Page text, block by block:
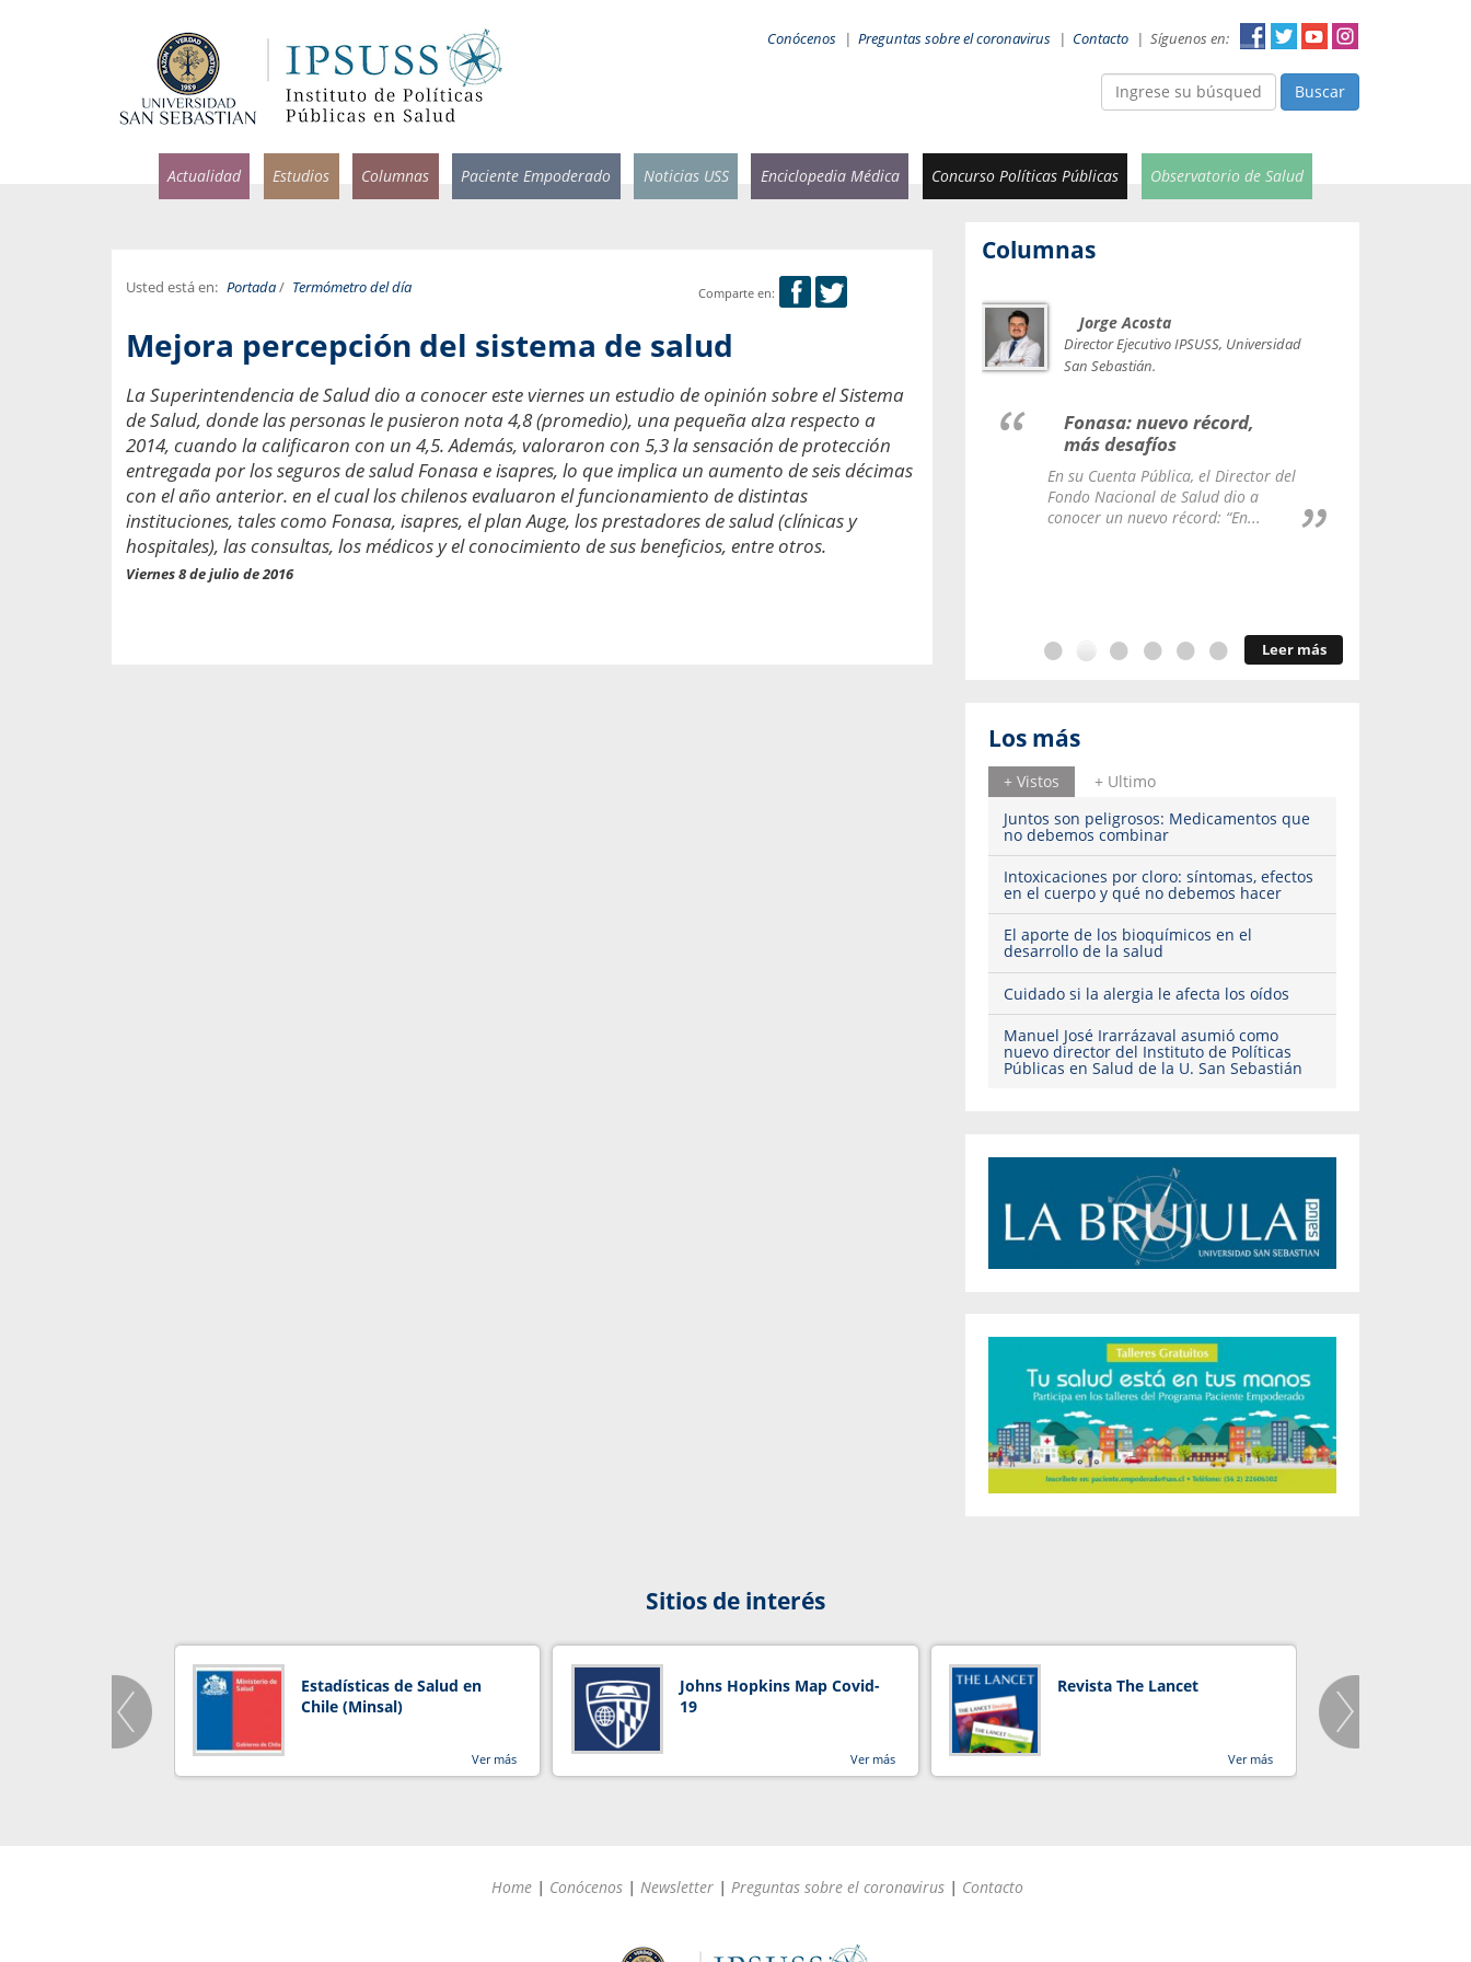
Conócenos | Preguntas sobre el coronavirus | Contacto | Síguenos en:
Buscar
Actualidad Estudios Columnas Paciente Empoderado Noticias USS Enciclopedia Médica Concurso Políticas Públicas Observatorio de Salud
Comparte en:
Usted está en: Portada/ Termómetro del día
Mejora percepción del sistema de salud
La Superintendencia de Salud dio a conocer este viernes un estudio de opinión sobre el Sistema
de Salud, donde las personas le pusieron nota 4,8 (promedio), una pequeña alza respecto a
2014, cuando la calificaron con un 4,5. Además, valoraron con 5,3 la sensación de protección
entregada por los seguros de salud Fonasa e isapres, lo que implica un aumento de seis décimas
con el año anterior. en el cual los chilenos evaluaron el funcionamiento de distintas
instituciones, tales como Fonasa, isapres, el plan Auge, los prestadores de salud (clínicas y
hospitales), las consultas, los médicos y el conocimiento de sus beneficios, entre otros.
Viernes 8 de julio de 2016
Columnas
Facultad de Medicina USS.
médicas y
por incapacidad
entregados por la
sobre viajes al extranjero
que deben hacer...
Infectólogo y profesor asistente de
Medicina, Universidad San Sebastián
Pandemias del mañana
Usamos la palabra pandemia cuando
una enfermedad contagiosa se
propaga a un gran número de...
Decana facultad de Odontología,
¿Cuándo será urgente la
salud bucal?
En Chile, nadie muere de caries ni de
enfermedades periodontales. Sin
embargo, estas son las...
Jorge Acosta
Director Ejecutivo IPSUSS, Universidad
San Sebastián.
Fonasa: nuevo récord,
más desafíos
En su Cuenta Pública, el Director del
Fondo Nacional de Salud dio a
conocer un nuevo récord: “En...
Leer más
Los más
+ Vistos
+ Ultimo
Juntos son peligrosos: Medicamentos que
no debemos combinar
Intoxicaciones por cloro: síntomas, efectos
en el cuerpo y qué no debemos hacer
El aporte de los bioquímicos en el
desarrollo de la salud
Cuidado si la alergia le afecta los oídos
Manuel José Irarrázaval asumió como
nuevo director del Instituto de Políticas
Públicas en Salud de la U. San Sebastián
Sitios de interés
Estadísticas de Salud en
Chile (Minsal)
Ver más
Johns Hopkins Map Covid-
19
Ver más
Revista The Lancet
Ver más
Home | Conócenos | Newsletter | Preguntas sobre el coronavirus | Contacto